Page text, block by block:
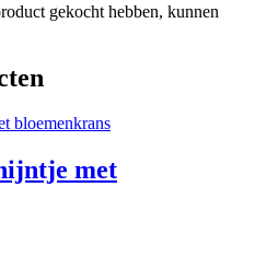
gekocht hebben, kunnen
met